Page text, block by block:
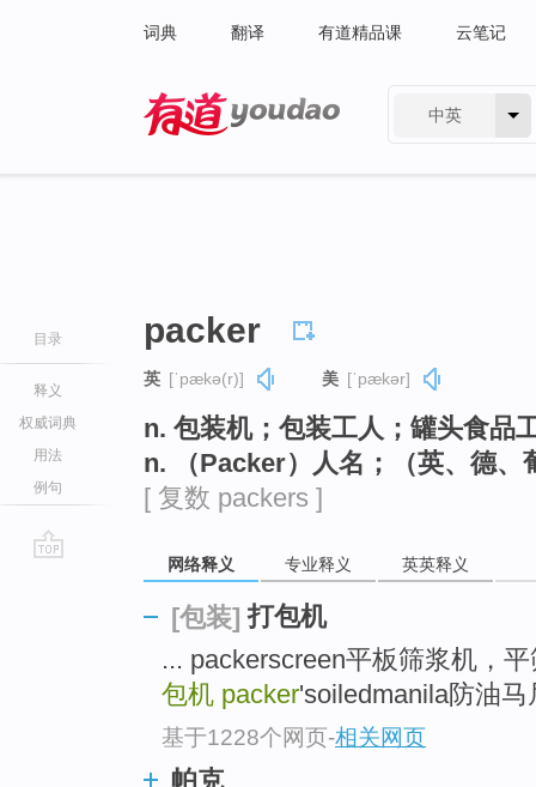
词典 翻译 有道精品课 云笔记
中英
目录
释义
权威词典
用法
例句
packer
英 [ˈpækə(r)] 美 [ˈpækər]
n. 包装机；包装工人；罐头食品
n. （Packer）人名；（英、德、
[ 复数 packers ]
网络释义 专业释义 英英释义
[包装] 打包机
... packerscreen平板筛浆机，
包机 packer'soiledmanila防油
基于1228个网页-相关网页
帕克